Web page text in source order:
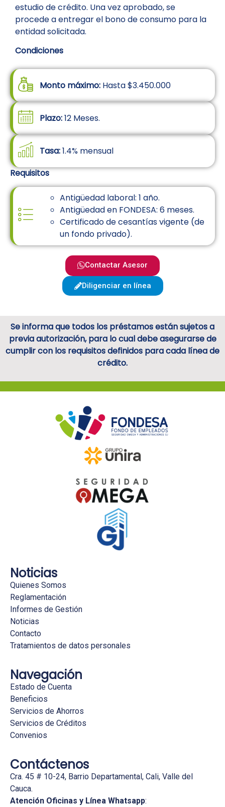
estudio de crédito. Una vez aprobado, se
procede a entregar el bono de consumo para la
entidad solicitada.
Condiciones
Monto máximo:Hasta $3.450.000
Plazo:12 Meses.
Tasa:1.4% mensual
Requisitos
Antigüedad laboral: 1 año.
Antigüedad en FONDESA: 6 meses.
Certificado de cesantías vigente (de
un fondo privado).
Contactar Asesor
Diligenciar en línea
Se informa que todos los préstamos están sujetos a
previa autorización, para lo cual debe asegurarse de
cumplir con los requisitos definidos para cada línea de
crédito.
Noticias
Quienes Somos
Reglamentación
Informes de Gestión
Noticias
Contacto
Tratamientos de datos personales
Navegación
Estado de Cuenta
Beneficios
Servicios de Ahorros
Servicios de Créditos
Convenios
Contáctenos
Cra. 45 # 10-24, Barrio Departamental, Cali, Valle del
Cauca.
Atención Oficinas y Línea Whatsapp: